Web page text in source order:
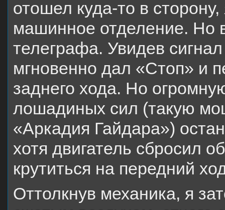
отошел куда-то в
машинное отделение. Но
телеграфа. Увидев
мгновенно дал «Стоп» и
заднего хода. Но
лошадиных сил (такую
«Аркадия Гайдара»)
хотя двигатель сбросил
крутиться на передний
Оттолкнув механика, я